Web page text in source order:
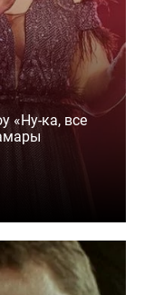
«Ну-ка, все